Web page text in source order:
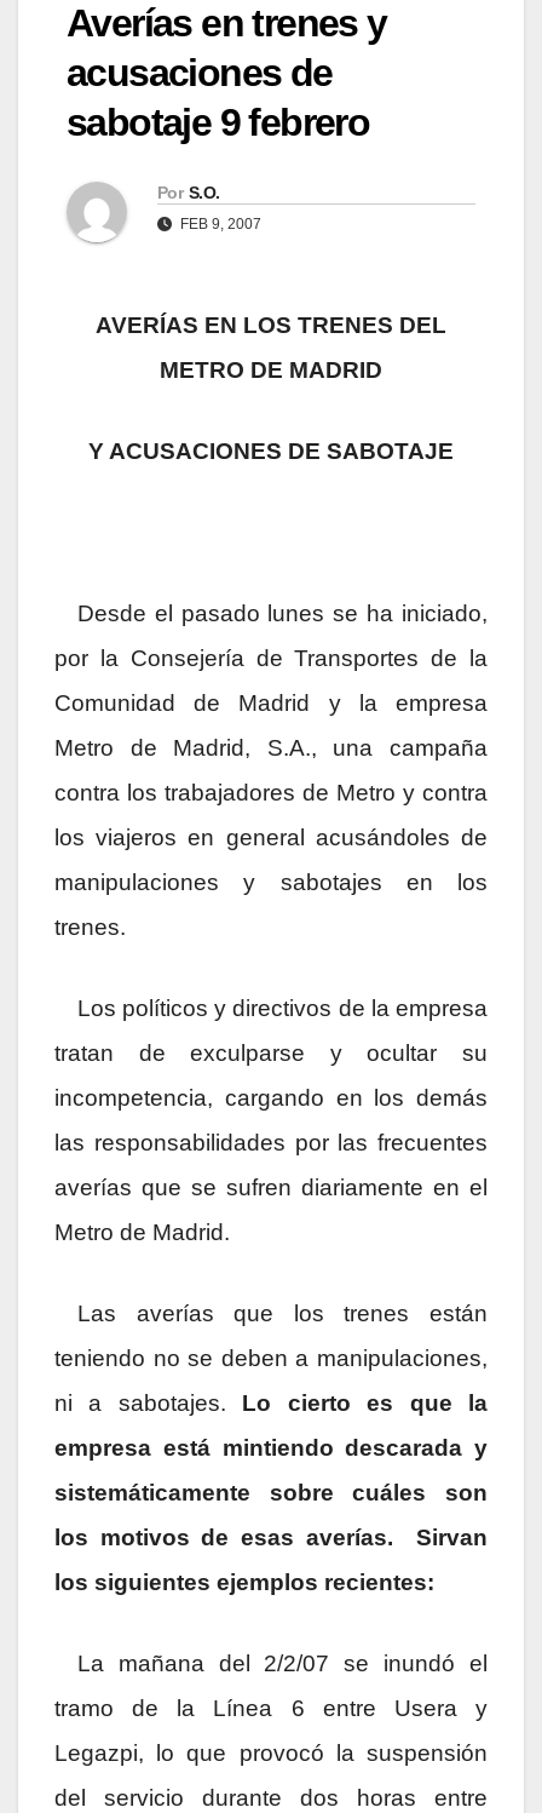
Averías en trenes y
acusaciones de
sabotaje 9 febrero
Por S.O.
FEB 9, 2007
AVERÍAS EN LOS TRENES DEL
METRO DE MADRID
Y ACUSACIONES DE SABOTAJE
Desde el pasado lunes se ha iniciado,
por la Consejería de Transportes de la
Comunidad de Madrid y la empresa
Metro de Madrid, S.A., una campaña
contra los trabajadores de Metro y contra
los viajeros en general acusándoles de
manipulaciones y sabotajes en los
trenes.
Los políticos y directivos de la empresa
tratan de exculparse y ocultar su
incompetencia, cargando en los demás
las responsabilidades por las frecuentes
averías que se sufren diariamente en el
Metro de Madrid.
Las averías que los trenes están
teniendo no se deben a manipulaciones,
ni a sabotajes. Lo cierto es que la
empresa está mintiendo descarada y
sistemáticamente sobre cuáles son
los motivos de esas averías.
Sirvan
los siguientes ejemplos recientes:
La mañana del 2/2/07 se inundó el
tramo de la Línea 6 entre Usera y
Legazpi, lo que provocó la suspensión
del servicio durante dos horas entre